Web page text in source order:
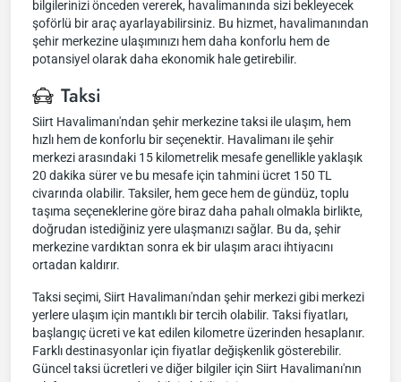
bilgilerinizi önceden vererek, havalimanında sizi bekleyecek
şoförlü bir araç ayarlayabilirsiniz. Bu hizmet, havalimanından
şehir merkezine ulaşımınızı hem daha konforlu hem de
potansiyel olarak daha ekonomik hale getirebilir.
Taksi
Siirt Havalimanı'ndan şehir merkezine taksi ile ulaşım, hem
hızlı hem de konforlu bir seçenektir. Havalimanı ile şehir
merkezi arasındaki 15 kilometrelik mesafe genellikle yaklaşık
20 dakika sürer ve bu mesafe için tahmini ücret 150 TL
civarında olabilir. Taksiler, hem gece hem de gündüz, toplu
taşıma seçeneklerine göre biraz daha pahalı olmakla birlikte,
doğrudan istediğiniz yere ulaşmanızı sağlar. Bu da, şehir
merkezine vardıktan sonra ek bir ulaşım aracı ihtiyacını
ortadan kaldırır.
Taksi seçimi, Siirt Havalimanı'ndan şehir merkezi gibi merkezi
yerlere ulaşım için mantıklı bir tercih olabilir. Taksi fiyatları,
başlangıç ücreti ve kat edilen kilometre üzerinden hesaplanır.
Farklı destinasyonlar için fiyatlar değişkenlik gösterebilir.
Güncel taksi ücretleri ve diğer bilgiler için Siirt Havalimanı'nın